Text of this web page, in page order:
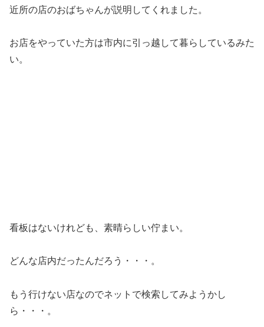
近所の店のおばちゃんが説明してくれました。
お店をやっていた方は市内に引っ越して暮らしているみた
い。
看板はないけれども、素晴らしい佇まい。
どんな店内だったんだろう・・・。
もう行けない店なのでネットで検索してみようかし
ら・・・。